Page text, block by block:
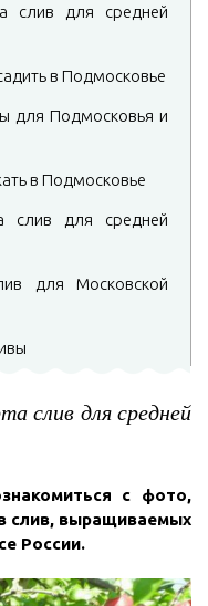
слив для средней
в Подмосковье
для Подмосковья и
в Подмосковье
слив для средней
для Московской
слив для средней
с фото,
слив, выращиваемых
России.